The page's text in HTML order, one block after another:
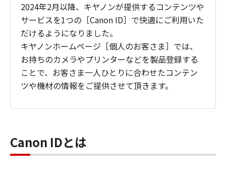
2024年2月以降、キヤノンが提供するコンテンツや
サービスを1つの［Canon ID］で快適にご利用いた
だけるようになりました。
キヤノンホームページ［個人のお客さま］では、
お持ちのカメラやプリンターなどを製品登録する
ことで、お客さま一人ひとりに合わせたコンテン
ツや機材の情報をご提供させて頂きます。
Canon IDとは